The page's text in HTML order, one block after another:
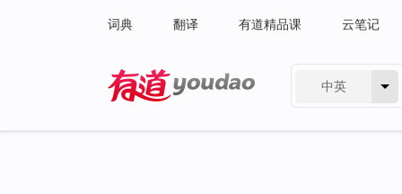
词典 翻译 有道精品课 云笔记
中英